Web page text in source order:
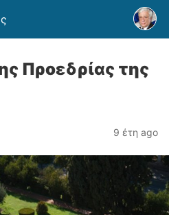
Προεδρίας της
9 έτη ago